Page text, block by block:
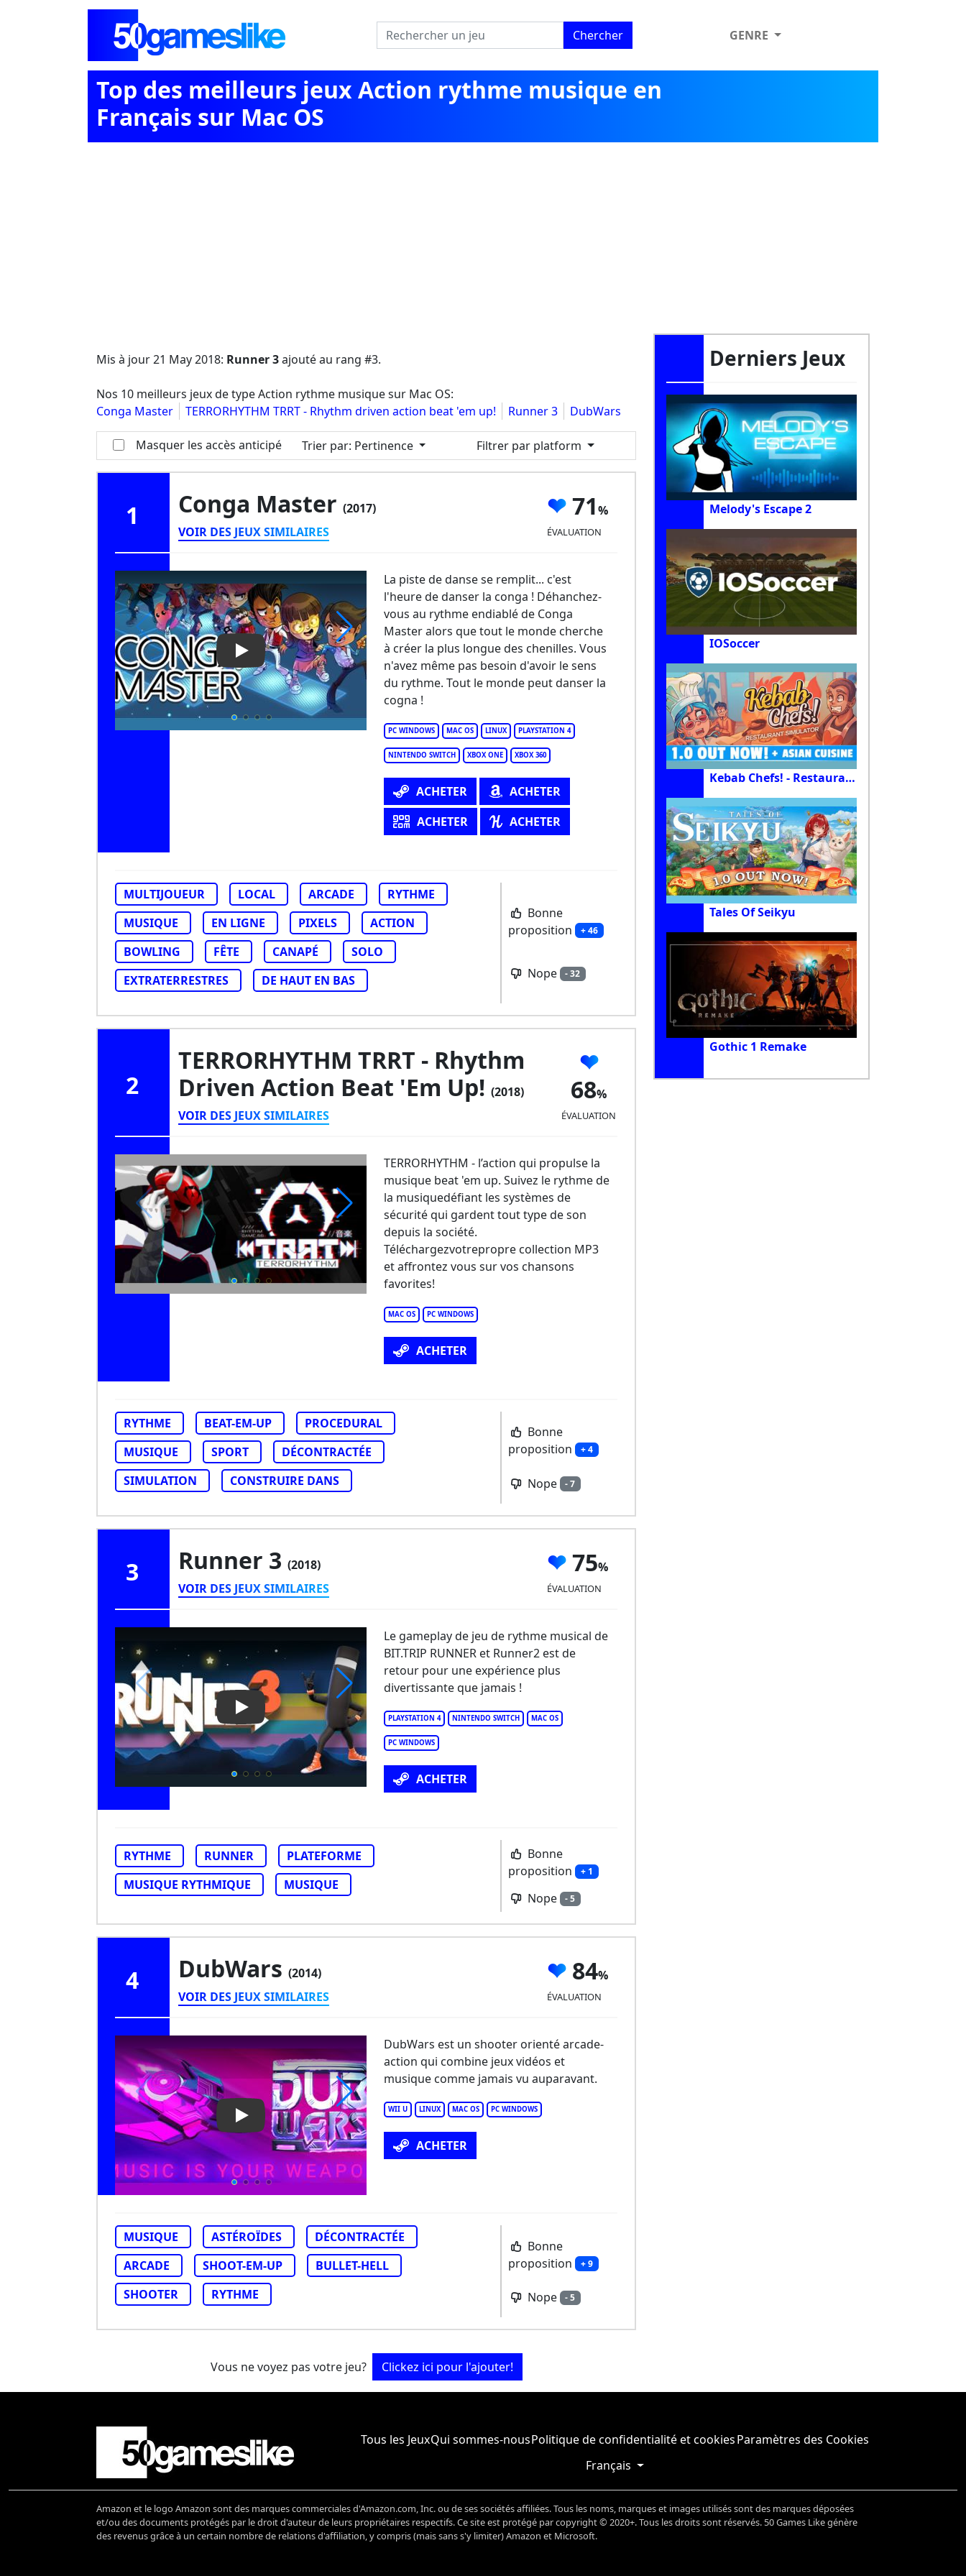
Chercher GENRE
Top des meilleurs jeux Action rythme musique en
Français sur Mac OS
Mis à jour21 May 2018: Runner 3ajouté au rang #3.
Nos 10 meilleurs jeux de type Action rythme musique sur Mac OS:
Conga Master
TERRORHYTHM TRRT - Rhythm driven action beat 'em up! Runner 3 DubWars
Masquer les accès anticipé Trier par: Pertinence Filtrer par platform
1 Conga Master (2017)
VOIR DES JEUX SIMILAIRES
71
ÉVALUATION
Play Video: Conga Master
PC WINDOWS MAC OS LINUX PLAYSTATION 4
NINTENDO SWITCH XBOX ONE XBOX 360
La piste de danse se remplit... c'est
l'heure de danser la conga ! Déhanchez-
vous au rythme endiablé de Conga
Master alors que tout le monde cherche
à créer la plus longue des chenilles. Vous
n'avez même pas besoin d'avoir le sens
du rythme. Tout le monde peut danser la
cogna !
ACHETER
ACHETER
ACHETER
ACHETER
MULTIJOUEUR LOCAL ARCADE
RYTHME
MUSIQUE
EN LIGNE PIXELS
ACTION
BOWLING
FÊTE CANAPÉ
SOLO
EXTRATERRESTRES
DE HAUT EN BAS
Bonne
proposition + 46
Nope - 32
2
TERRORHYTHM TRRT - Rhythm
Driven Action Beat 'em Up! (2018)
VOIR DES JEUX SIMILAIRES
68
ÉVALUATION
MAC OS PC WINDOWS
TERRORHYTHM - l’action qui propulse la
musique beat 'em up. Suivez le rythme de
la musiquedéfiant les systèmes de
sécurité qui gardent tout type de son
depuis la société.
Téléchargezvotrepropre collection MP3
et affrontez vous sur vos chansons
favorites!
ACHETER
RYTHME BEAT-EM-UP
PROCEDURAL
MUSIQUE
SPORT
DÉCONTRACTÉE
SIMULATION
CONSTRUIRE DANS
Bonne
proposition + 4
Nope - 7
3 Runner 3 (2018)
VOIR DES JEUX SIMILAIRES
75
ÉVALUATION
Play Video: Runner 3 PLAYSTATION 4 NINTENDO SWITCH MAC OS
PC WINDOWS
Le gameplay de jeu de rythme musical de
BIT.TRIP RUNNER et Runner2 est de
retour pour une expérience plus
divertissante que jamais !
ACHETER
RYTHME RUNNER
PLATEFORME
MUSIQUE RYTHMIQUE
MUSIQUE
Bonne
proposition + 1
Nope - 5
4 DubWars (2014)
VOIR DES JEUX SIMILAIRES
84
ÉVALUATION
Play Video: DubWars
WII U LINUX MAC OS PC WINDOWS
DubWars est un shooter orienté arcade-
action qui combine jeux vidéos et
musique comme jamais vu auparavant.
ACHETER
MUSIQUE ASTÉROÏDES
DÉCONTRACTÉE
ARCADE
SHOOT-EM-UP
BULLET-HELL
SHOOTER
RYTHME
Bonne
proposition + 9
Nope - 5
Vous ne voyez pas votre jeu? Clickez ici pour l'ajouter!
Derniers Jeux
Melody's Escape 2
IOSoccer
Kebab Chefs! - Restaurant Simulator
Tales Of Seikyu
Gothic 1 Remake
Tous les JeuxQui sommes-nousPolitique de confidentialité et cookiesParamètres des Cookies
Français
Amazon et le logo Amazon sont des marques commerciales d'Amazon.com, Inc. ou de ses sociétés affiliées. Tous les noms, marques et images utilisés sont des marques déposées
et/ou des documents protégés par le droit d'auteur de leurs propriétaires respectifs. Ce site est protégé par copyright © 2020+. Tous les droits sont réservés. 50 Games Like génère
des revenus grâce à un certain nombre de relations d'affiliation, y compris (mais sans s'y limiter) Amazon et Microsoft.